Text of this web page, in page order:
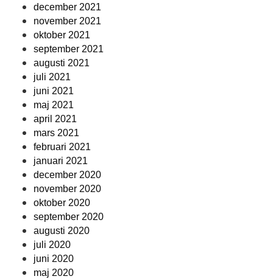
december 2021
november 2021
oktober 2021
september 2021
augusti 2021
juli 2021
juni 2021
maj 2021
april 2021
mars 2021
februari 2021
januari 2021
december 2020
november 2020
oktober 2020
september 2020
augusti 2020
juli 2020
juni 2020
maj 2020